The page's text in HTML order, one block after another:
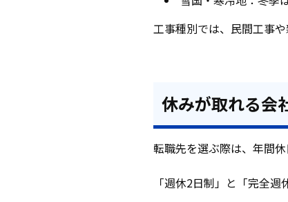
工事種別では、民間工事
休みが取れる会
転職先を選ぶ際は、年間
「週休2日制」と「完全